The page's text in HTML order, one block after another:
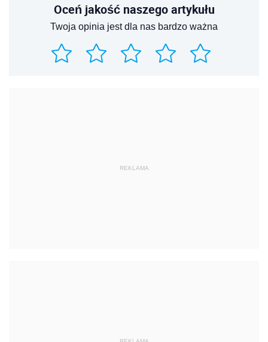
Oceń jakość naszego artykułu
Twoja opinia jest dla nas bardzo ważna
REKLAMA